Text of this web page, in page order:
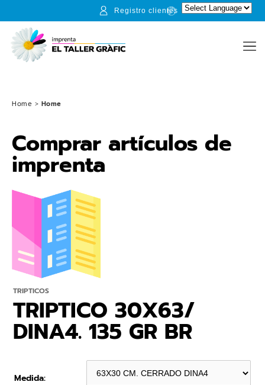
Registro clientes
Home > Home
Comprar artículos de
imprenta
TRIPTICOS
TRIPTICO 30X63/
DINA4. 135 GR BR
Medida: